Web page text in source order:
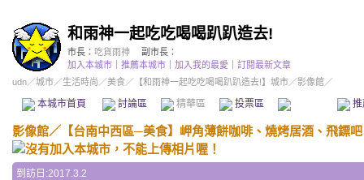
和雨神一起吃吃喝喝趴趴造去!
市長： 吃貨雨神
副市長：
加入本城市
推薦本城市 加入我的最愛
訂閱最新文章
udn／城市／生活時尚 ／美食／ 【和雨神一起吃吃喝喝趴趴造去!】城市／影像館／
本城市首頁 討論區 精華區 投票區 影像館
影像館／ 【台南中西區─美食】岬角薄餅咖啡、燒烤居酒、飛鏢吧
到訪日:2017.3.2